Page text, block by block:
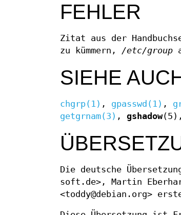
FEHLER
Zitat aus der
zu kümmern, /etc/group
SIEHE
chgrp(1) , gpasswd(1) ,
getgrnam(3) , gshadow
Die deutsche
soft.de>, Martin
<toddy@debian.org>